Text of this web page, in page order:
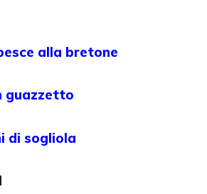
alla bretone
guazzetto
di sogliola